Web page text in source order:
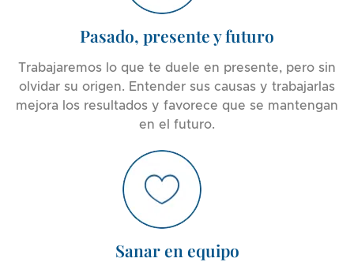
Pasado, presente y futuro
Trabajaremos lo que te duele en presente, pero sin
olvidar su origen. Entender sus causas y trabajarlas
mejora los resultados y favorece que se mantengan
en el futuro.
Sanar en equipo